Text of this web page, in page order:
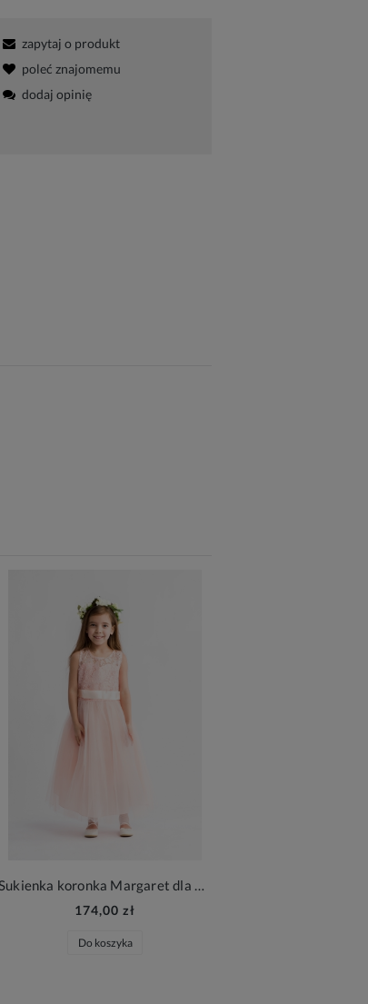
zapytaj o produkt
poleć znajomemu
dodaj opinię
Sukienka koronka Margaret dla dziewczynki róż
174,00 zł
Do koszyka